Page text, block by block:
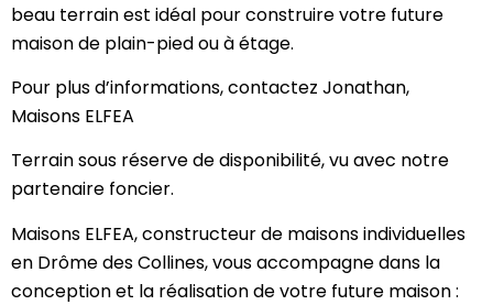
beau terrain est idéal pour construire votre future
maison de plain-pied ou à étage.
Pour plus d’informations, contactez Jonathan,
Maisons ELFEA
Terrain sous réserve de disponibilité, vu avec notre
partenaire foncier.
Maisons ELFEA, constructeur de maisons individuelles
en Drôme des Collines, vous accompagne dans la
conception et la réalisation de votre future maison :